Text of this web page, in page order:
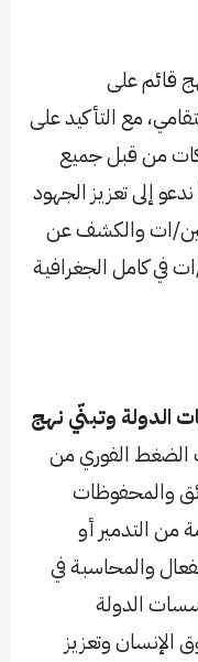
قائم على
مع التأكيد على
من قبل جميع
إلى تعزيز الجهود
ات والكشف عن
في كامل الجغرافية
الدولة وتبنّي نهج
الفوري من
والمحفوظات
من التدمير أو
والمحاسبة في
الدولة
الإنسان وتعزيز